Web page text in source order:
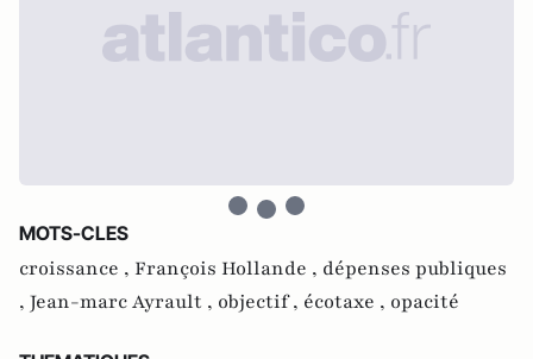
MOTS-CLES
croissance , François Hollande , dépenses publiques
, Jean-marc Ayrault , objectif , écotaxe , opacité